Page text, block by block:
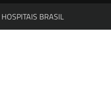
HOSPITAIS BRASIL